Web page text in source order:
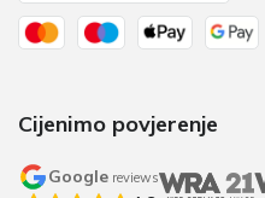
Cijenimo povjerenje
Google reviews